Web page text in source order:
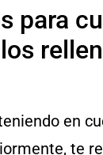
para
en
te